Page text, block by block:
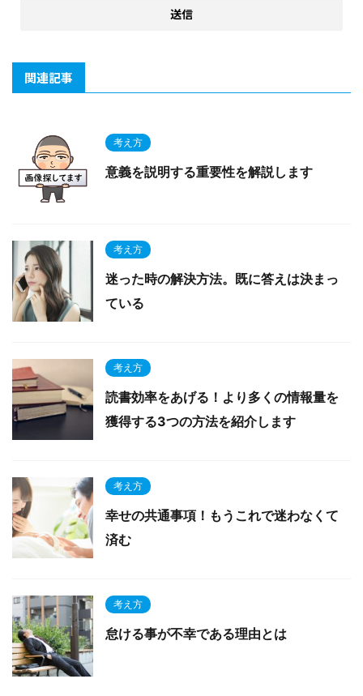
関連記事
考え方
意義を説明する重要性を解説します
考え方
迷った時の解決方法。既に答えは決まっ
ている
考え方
読書効率をあげる！より多くの情報量を
獲得する3つの方法を紹介します
考え方
幸せの共通事項！もうこれで迷わなくて
済む
考え方
怠ける事が不幸である理由とは